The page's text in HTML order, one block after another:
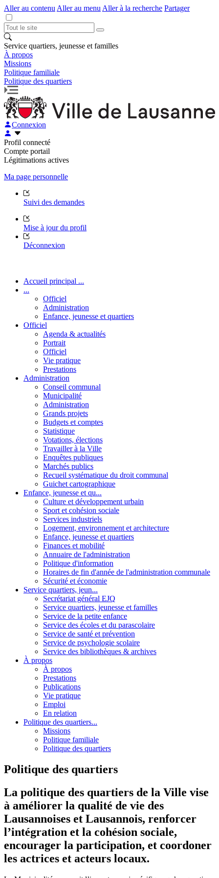
Aller au contenu Aller au menu Aller à la recherche Partager
Service quartiers, jeunesse et familles
À propos
Missions
Politique familiale
Politique des quartiers
Connexion
Profil connecté
Compte portail
Légitimations actives
Ma page personnelle
Suivi des demandes
Mise à jour du profil
Déconnexion
Accueil principal ...
...
Officiel
Administration
Enfance, jeunesse et quartiers
Officiel
Agenda & actualités
Portrait
Officiel
Vie pratique
Prestations
Administration
Conseil communal
Municipalité
Administration
Grands projets
Budgets et comptes
Statistique
Votations, élections
Travailler à la Ville
Enquêtes publiques
Marchés publics
Recueil systématique du droit communal
Guichet cartographique
Enfance, jeunesse et qu...
Culture et développement urbain
Sport et cohésion sociale
Services industriels
Logement, environnement et architecture
Enfance, jeunesse et quartiers
Finances et mobilité
Annuaire de l'administration
Politique d'information
Horaires de fin d'année de l'administration communale
Sécurité et économie
Service quartiers, jeun...
Secrétariat général EJQ
Service quartiers, jeunesse et familles
Service de la petite enfance
Service des écoles et du parascolaire
Service de santé et prévention
Service de psychologie scolaire
Service des bibliothèques & archives
À propos
À propos
Prestations
Publications
Vie pratique
Emploi
En relation
Politique des quartiers...
Missions
Politique familiale
Politique des quartiers
Politique des quartiers
La politique des quartiers de la Ville vise
à améliorer la qualité de vie des
Lausannoises et Lausannois, renforcer
l’intégration et la cohésion sociale,
encourager la participation, et coordoner
les actrices et acteurs locaux.